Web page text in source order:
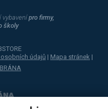
vybavenípro firmy,
školy
osobních údajů | Mapa stránek |